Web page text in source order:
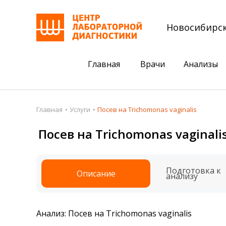
Главная Врачи Анализы
Пациентам
Акции
Подготовка к анализам
Получить результаты
Акции
Комплексный
Сдать клеща на
Главная Услуги Посев на Trichomonas vaginalis
Посев на Trichomonas
Описание Подготовка к
анализу
Анализ: Посев на Trichomonas vaginalis